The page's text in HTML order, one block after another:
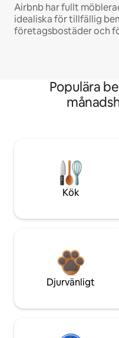
Airbnb har fullt
idealiska för tillfällig
företagsbostäder och
Populära
Kök
Djurvänligt